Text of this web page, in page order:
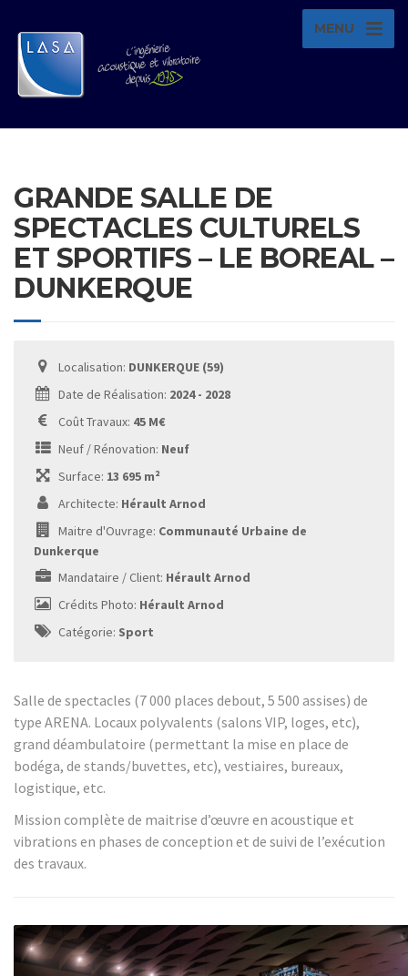
MENU
GRANDE SALLE DE
SPECTACLES CULTURELS
ET SPORTIFS – LE BOREAL –
DUNKERQUE
Localisation: DUNKERQUE (59)
Date de Réalisation: 2024 - 2028
Coût Travaux: 45 M€
Neuf / Rénovation: Neuf
Surface: 13 695 m²
Architecte: Hérault Arnod
Maitre d'Ouvrage: Communauté Urbaine de
Dunkerque
Mandataire / Client: Hérault Arnod
Crédits Photo: Hérault Arnod
Catégorie: Sport
Salle de spectacles (7 000 places debout, 5 500 assises) de
type ARENA. Locaux polyvalents (salons VIP, loges, etc),
grand déambulatoire (permettant la mise en place de
bodéga, de stands/buvettes, etc), vestiaires, bureaux,
logistique, etc.
Mission complète de maitrise d’œuvre en acoustique et
vibrations en phases de conception et de suivi de l’exécution
des travaux.